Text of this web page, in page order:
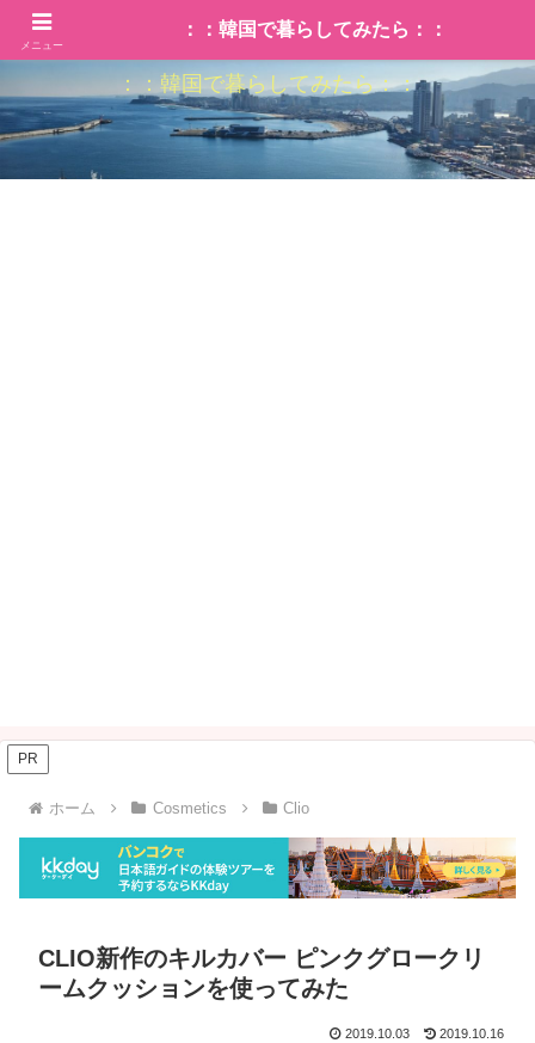
：：韓国で暮らしてみたら：：
PR
ホーム Cosmetics Clio
CLIO新作のキルカバー ピンクグロークリ
ームクッションを使ってみた
2019.10.03 2019.10.16
メニュー
：：韓国で暮らしてみたら：：